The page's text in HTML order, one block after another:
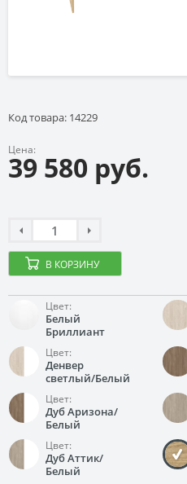
Код товара: 14229
Цена:
39 580 руб.
В КОРЗИНУ
Цвет:
Белый
Бриллиант
Цвет:
Денвер
светлый/Белый
Цвет:
Дуб Аризона/
Белый
Цвет:
Дуб Аттик/
Белый